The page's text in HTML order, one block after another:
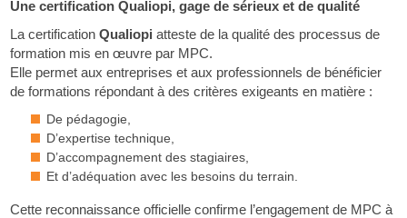
Une certification Qualiopi, gage de sérieux et de qualité
La certificationQualiopi atteste de la qualité des processus de
formation mis en œuvre par MPC.
Elle permet aux entreprises et aux professionnels de bénéficier
de formations répondant à des critères exigeants en matière :
De pédagogie,
D’expertise technique,
D’accompagnement des stagiaires,
Et d’adéquation avec les besoins du terrain.
Cette reconnaissance officielle confirme l’engagement de MPC à